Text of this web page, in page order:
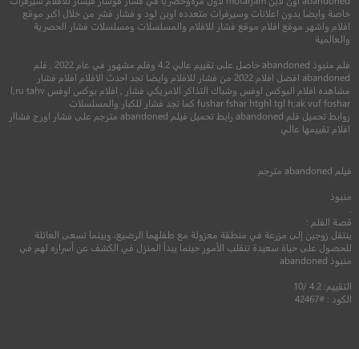
6.5
6.9
خاصة وايضا بدون اعلانات وسيرفرات متعدده اوبن لود و فشار فشر من خلال اكبر موقع
افلام واشهر موقع افلام موقع فشار للافلام والمسلسلات ومسلسلات فشار الحصرية
والعالمية
فلم منبوذ abandoned حاصل على تقييم عالي 4.2 وفلم مشهور في عام 2022 , فلم
abandoned افضل افلام 2022 من فشار للافلام وايضا تجد احدث الافلام افلام فشار
مشاهده افلام البوكس اوفس وشباك التذاكر الامريكي فشار , افلام بوكس اوفس l,ru tahv
fushar fshar htghl tgl h;ak vuf foshar كما تجد فشار للكبار والمسلسلات
روابط تحميل فلم abandoned رابط تحميل فيلم abandoned مترجم على فشار اورج فشاار
افلام تقييمها عالي
فيلم abandonedمترجم
منبوذ
قصة الفلم :
ينتقل زوجين إلى مزرعة في منطقة معزولة مع طفلهما الرضيع، وبينما تسعى العائلة
للحصول على حياة سعيدة تنقلب الأمور حينما يبدأ المنزل في الكشف عن أسراره لهم في
منبوذ abandoned
التقييم: 4.2 /10
الكود : #42467